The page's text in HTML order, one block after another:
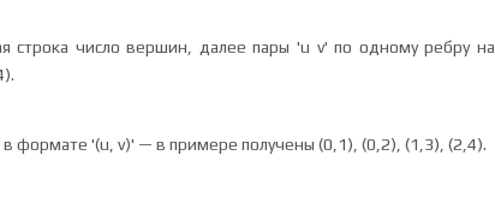
число вершин, далее пары 'u v' по одному ребру на
формате '(u, v)' — в примере получены (0,1), (0,2), (1,3), (2,4).